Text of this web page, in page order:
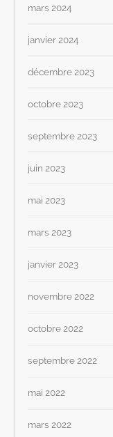
mars 2024
janvier 2024
décembre 2023
octobre 2023
septembre 2023
juin 2023
mai 2023
mars 2023
janvier 2023
novembre 2022
octobre 2022
septembre 2022
mai 2022
mars 2022